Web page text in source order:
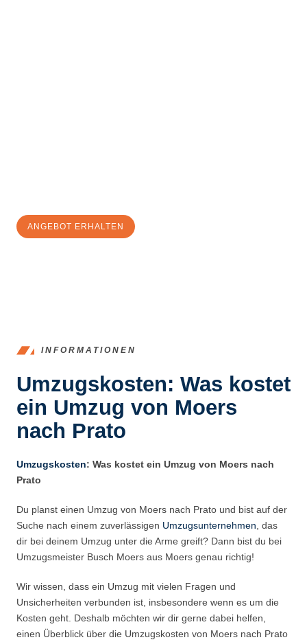
ANGEBOT ERHALTEN
INFORMATIONEN
Umzugskosten: Was kostet
ein Umzug von Moers
nach Prato
Umzugskosten: Was kostet ein Umzug von Moers nach
Prato
Du planst einen Umzug von Moers nach Prato und bist auf der
Suche nach einem zuverlässigen Umzugsunternehmen , das
dir bei deinem Umzug unter die Arme greift? Dann bist du bei
Umzugsmeister Busch Moers aus Moers genau richtig!
Wir wissen, dass ein Umzug mit vielen Fragen und
Unsicherheiten verbunden ist, insbesondere wenn es um die
Kosten geht. Deshalb möchten wir dir gerne dabei helfen,
einen Überblick über die Umzugskosten von Moers nach Prato